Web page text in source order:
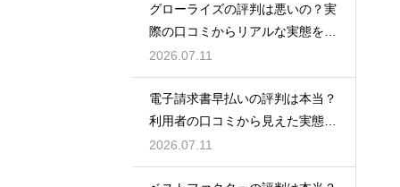
グローライズの評判は悪いの？実
際の口コミからリアルな実態を検
証！
2026.07.11
電子請求書早払いの評判は本当？
利用者の口コミから見えた実態を
検証
2026.07.11